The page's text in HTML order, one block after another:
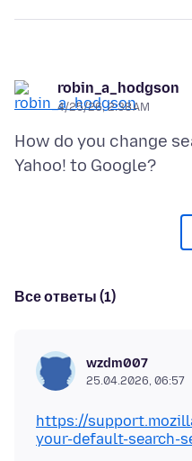
robin_a_hodgson
4/25/26, 2:38 AM
How do you change
Все ответы (1)
wzdm007
25.04.2026, 06:57
https://
your-default-search-